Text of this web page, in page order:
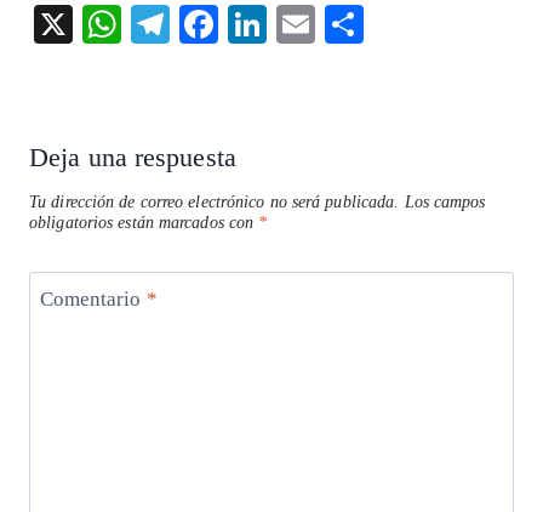
X
W
p
p
T
m
F
o
o
k
Li E
Deja una respuesta
Tu dirección de correo electrónico no será publicada. Los campos
obligatorios están marcados con *
Comentario *